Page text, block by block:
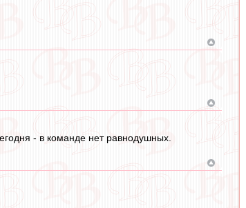
- в команде нет равнодушных.